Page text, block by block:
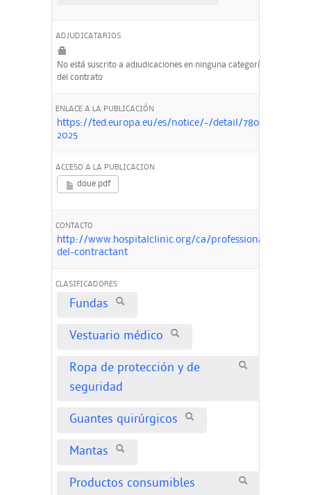
ADJUDICATARIOS
No está suscrito a adjudicaciones en ninguna categoría
del contrato
ENLACE A LA PUBLICACIÓN
https://ted.europa.eu/es/notice/-/detail/780966-
2025
ACCESO A LA PUBLICACION
doue.pdf
CONTACTO
http://www.hospitalclinic.org/ca/professional/perfil-
del-contractant
CLASIFICADORES
Fundas
Vestuario médico
Ropa de protección y de
seguridad
Guantes quirúrgicos
Mantas
Productos consumibles